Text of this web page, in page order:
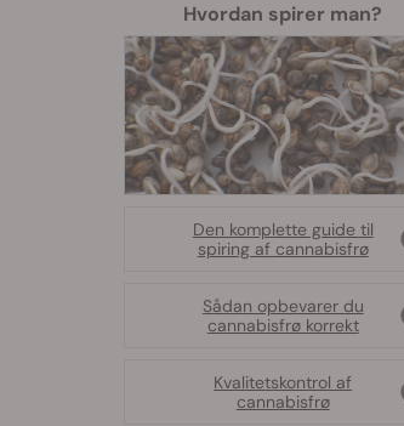
Hvordan spirer man?
Den komplette guide til
spiring af cannabisfrø
Sådan opbevarer du
cannabisfrø korrekt
Kvalitetskontrol af
cannabisfrø